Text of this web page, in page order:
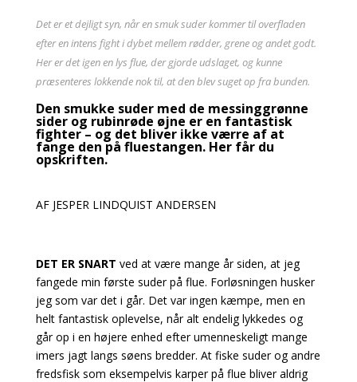
Det er et dejligt syn, når en smuk suder kommer til overfladen
efter en intens fight i dybet mellem rødder, grene og andet godt.
Her er det igen en lys flue, der gjorde udslaget, og kunne
præsenteres lokkende nok til, at den blev suget op fra bunden.
Den smukke suder med de messinggrønne
sider og rubinrøde øjne er en fantastisk
fighter – og det bliver ikke værre af at
fange den på fluestangen. Her får du
opskriften.
AF JESPER LINDQUIST ANDERSEN
DET ER SNART ved at være mange år siden, at jeg
fangede min første suder på flue. Forløsningen husker
jeg som var det i går. Det var ingen kæmpe, men en
helt fantastisk oplevelse, når alt endelig lykkedes og
går op i en højere enhed efter umenneskeligt mange
imers jagt langs søens bredder. At fiske suder og andre
fredsfisk som eksempelvis karper på flue bliver aldrig